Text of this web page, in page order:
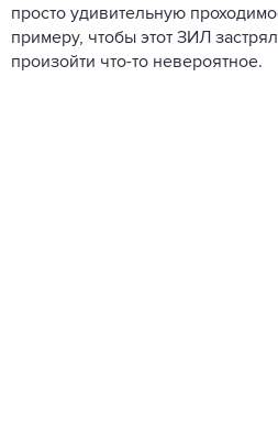
просто удивительную
примеру, чтобы этот ЗИЛ
произойти что-то невероятное.